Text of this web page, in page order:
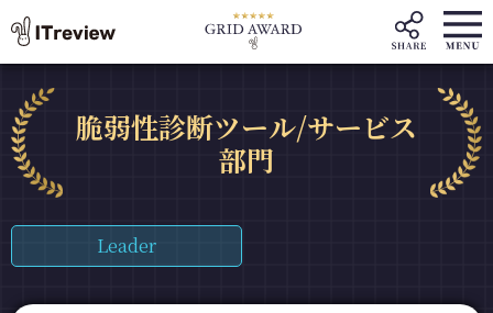
脆弱性診断ツール/サービス
部門
Leader